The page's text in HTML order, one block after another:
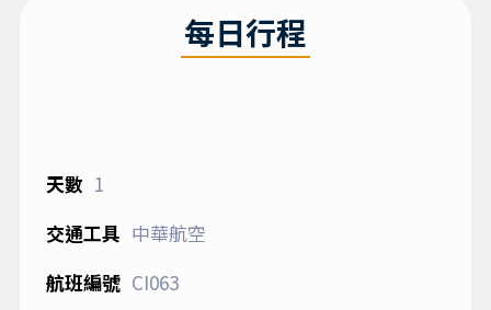
每日行程
1
中華航空
CI063